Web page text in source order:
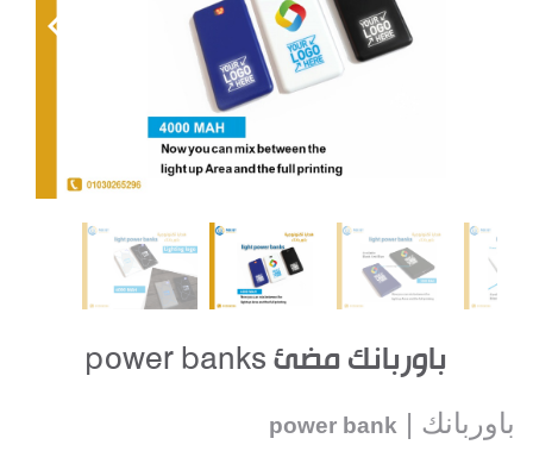
باوربانك مضئ power banks
باوربانك | power bank